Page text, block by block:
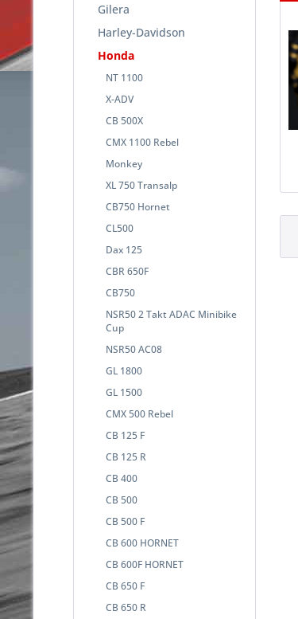
Gilera
Harley-Davidson
Honda
NT 1100
X-ADV
CB 500X
CMX 1100 Rebel
Monkey
XL 750 Transalp
CB750 Hornet
CL500
Dax 125
CBR 650F
CB750
NSR50 2 Takt ADAC Minibike
Cup
NSR50 AC08
GL 1800
GL 1500
CMX 500 Rebel
CB 125 F
CB 125 R
CB 400
CB 500
CB 500 F
CB 600 HORNET
CB 600F HORNET
CB 650 F
CB 650 R